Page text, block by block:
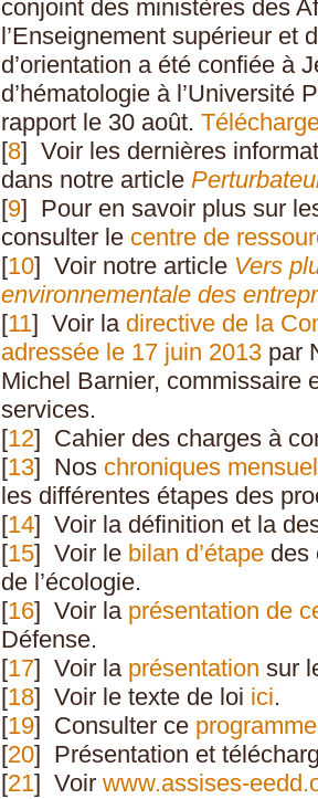
conjoint des ministères des
l’Enseignement supérieur et
d’orientation a été confiée à
d’hématologie à l’Université
rapport le 30 août.
[8] Voir les dernières
dans notre article
[9] Pour en savoir plus sur
consulter le centre de
[10] Voir notre article Vers
environnementale des
[11] Voir la directive de la
adressée le 17 juin 2013 par
Michel Barnier, commissaire
services.
[12] Cahier des charges à
[13] Nos chroniques
les différentes étapes des
[14] Voir la définition et la
[15] Voir le bilan d’étape des
de l’écologie.
[16] Voir la présentation de
Défense.
[17] Voir la présentation sur
[18] Voir le texte de loi ici.
[19] Consulter ce programme
[20] Présentation et
[21] Voir www.assises-